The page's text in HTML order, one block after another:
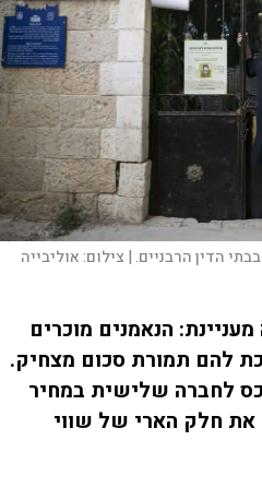
הדין הרבניים. | צילום:אוליבייה
הנאמנים מוכרים
להם תמורת סכום מצחיק.
לחברה שלישית במחיר
חלק הארי של שווי